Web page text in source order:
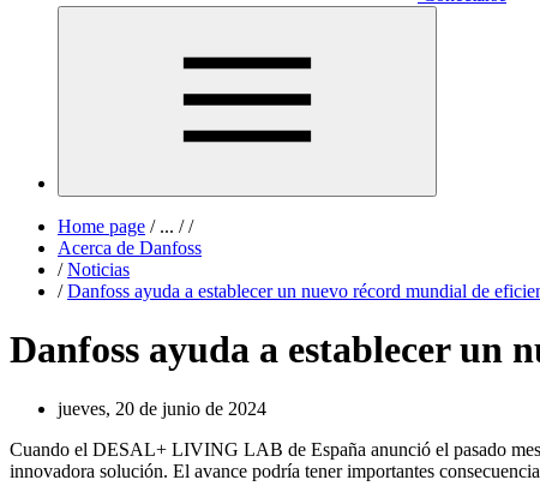
Home page /... / /
Acerca de Danfoss
/ Noticias
/ Danfoss ayuda a establecer un nuevo récord mundial de
Danfoss ayuda a establecer un
jueves, 20 de junio de 2024
Cuando el DESAL+ LIVING LAB de España anunció el pasado mes
innovadora solución. El avance podría tener importantes